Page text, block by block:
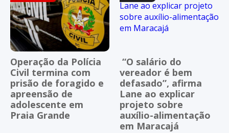
Operação da Polícia
Civil termina com
prisão de foragido e
apreensão de
adolescente em
Praia Grande
“O salário do
vereador é bem
defasado”, afirma
Lane ao explicar
projeto sobre
auxílio-alimentação
em Maracajá